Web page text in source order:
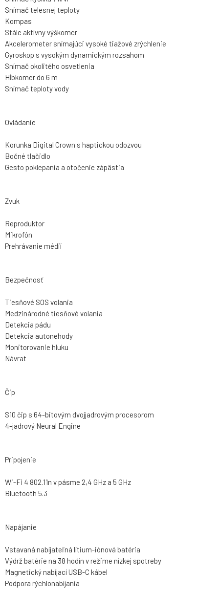
Snímač telesnej teploty
Kompas
Stále aktívny výškomer
Akcelerometer snímajúci vysoké tiažové zrýchlenie
Gyroskop s vysokým dynamickým rozsahom
Snímač okolitého osvetlenia
Hĺbkomer do 6 m
Snímač teploty vody
Ovládanie
Korunka Digital Crown s haptickou odozvou
Bočné tlačidlo
Gesto poklepania a otočenie zápästia
Zvuk
Reproduktor
Mikrofón
Prehrávanie médií
Bezpečnosť
Tiesňové SOS volania
Medzinárodné tiesňové volania
Detekcia pádu
Detekcia autonehody
Monitorovanie hluku
Návrat
Čip
S10 čip s 64-bitovým dvojjadrovým procesorom
4-jadrový Neural Engine
Pripojenie
Wi-Fi 4 802.11n v pásme 2,4 GHz a 5 GHz
Bluetooth 5.3
Napájanie
Vstavaná nabíjateľná lítium-iónová batéria
Výdrž batérie na 38 hodín v režime nízkej spotreby
Magnetický nabíjací USB-C kábel
Podpora rýchlonabíjania